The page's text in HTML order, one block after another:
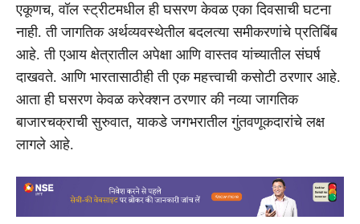
एकूणच, वॉल स्ट्रीटमधील ही घसरण केवळ एका दिवसाची घटना
नाही. ती जागतिक अर्थव्यवस्थेतील बदलत्या समीकरणांचे प्रतिबिंब
आहे. ती एआय क्षेत्रातील अपेक्षा आणि वास्तव यांच्यातील संघर्ष
दाखवते. आणि भारतासाठीही ती एक महत्त्वाची कसोटी ठरणार आहे.
आता ही घसरण केवळ करेक्शन ठरणार की नव्या जागतिक
बाजारचक्राची सुरुवात, याकडे जगभरातील गुंतवणूकदारांचे लक्ष
लागले आहे.